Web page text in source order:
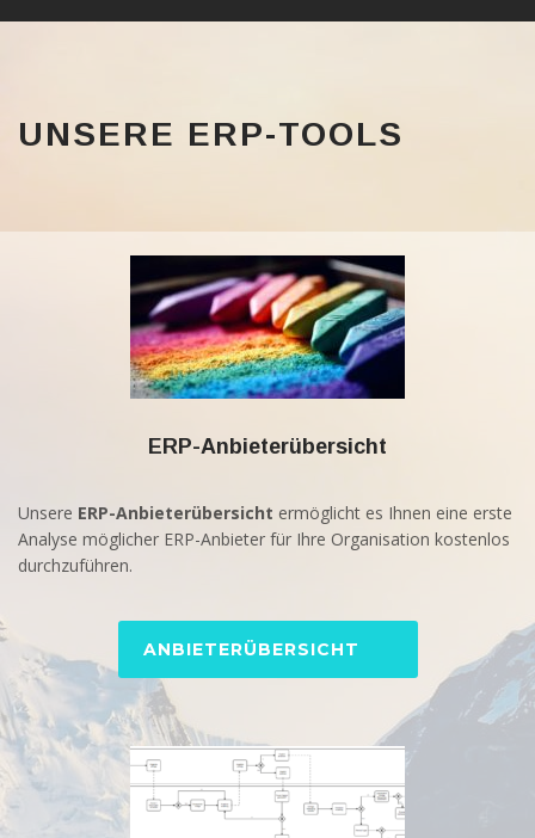
UNSERE ERP-TOOLS
ERP-Anbieterübersicht
Unsere ERP-Anbieterübersicht ermöglicht es Ihnen eine erste
Analyse möglicher ERP-Anbieter für Ihre Organisation kostenlos
durchzuführen.
ANBIETERÜBERSICHT